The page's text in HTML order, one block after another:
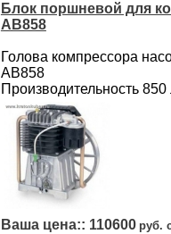
Блок поршневой для
AB858
Голова компрессора
АВ858
Производительность
110600